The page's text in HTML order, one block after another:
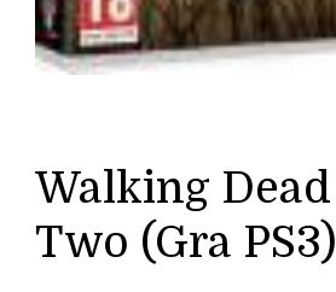
Walking
Two (Gra PS3)